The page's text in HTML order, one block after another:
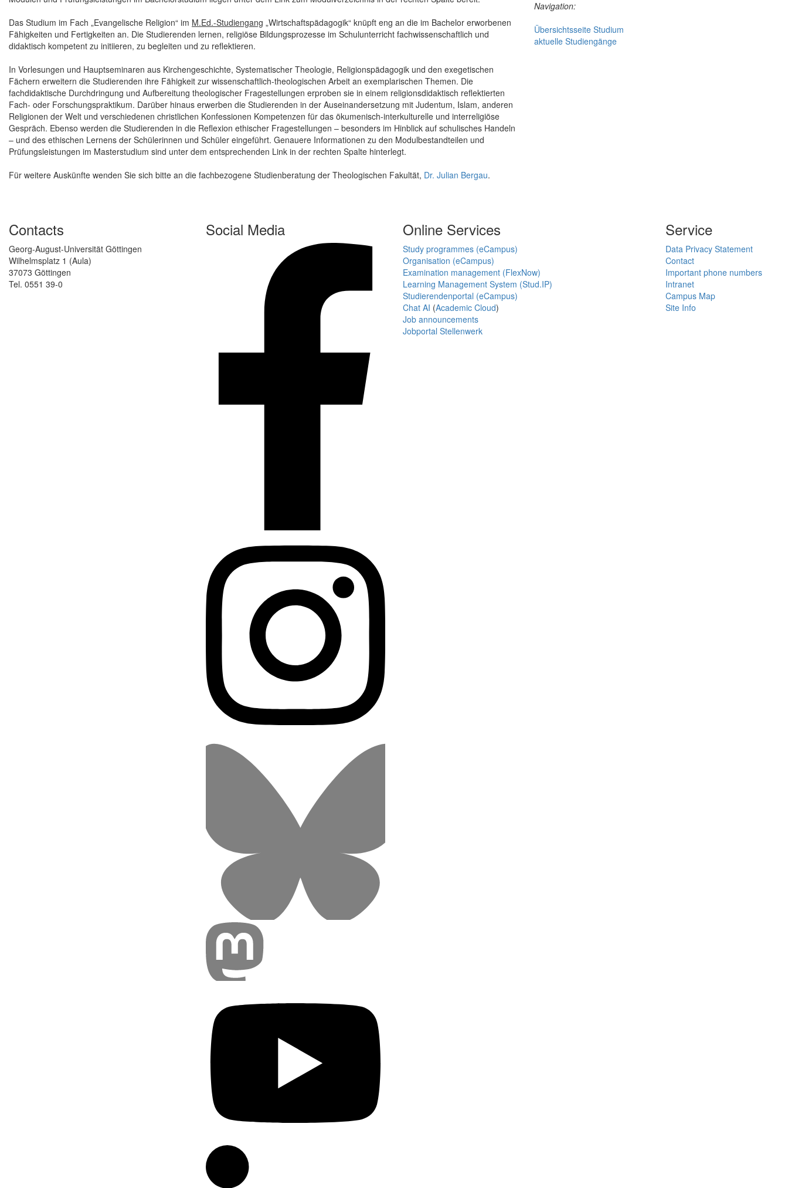
Das Studium im Fach „Evangelische Religion“ im M.Ed.-Studiengang „Wirtschaftspädagogik“ knüpft eng an die im Bachelor erworbenen
Fähigkeiten und Fertigkeiten an. Die Studierenden lernen, religiöse Bildungsprozesse im Schulunterricht fachwissenschaftlich und
didaktisch kompetent zu initiieren, zu begleiten und zu reflektieren.
In Vorlesungen und Hauptseminaren aus Kirchengeschichte, Systematischer Theologie, Religionspädagogik und den exegetischen
Fächern erweitern die Studierenden ihre Fähigkeit zur wissenschaftlich-theologischen Arbeit an exemplarischen Themen. Die
fachdidaktische Durchdringung und Aufbereitung theologischer Fragestellungen erproben sie in einem religionsdidaktisch reflektierten
Fach- oder Forschungspraktikum. Darüber hinaus erwerben die Studierenden in der Auseinandersetzung mit Judentum, Islam, anderen
Religionen der Welt und verschiedenen christlichen Konfessionen Kompetenzen für das ökumenisch-interkulturelle und interreligiöse
Gespräch. Ebenso werden die Studierenden in die Reflexion ethischer Fragestellungen – besonders im Hinblick auf schulisches Handeln
– und des ethischen Lernens der Schülerinnen und Schüler eingeführt. Genauere Informationen zu den Modulbestandteilen und
Prüfungsleistungen im Masterstudium sind unter dem entsprechenden Link in der rechten Spalte hinterlegt.
Für weitere Auskünfte wenden Sie sich bitte an die fachbezogene Studienberatung der Theologischen Fakultät, Dr. Julian Bergau.
Navigation:
Übersichtsseite Studium
aktuelle Studiengänge
Contacts
Georg-August-Universität Göttingen
Wilhelmsplatz 1 (Aula)
37073 Göttingen
Tel. 0551 39-0
Social Media Online Services
Study programmes (eCampus)
Organisation (eCampus)
Examination management (FlexNow)
Learning Management System (Stud.IP)
Studierendenportal (eCampus)
Chat AI (Academic Cloud)
Job announcements
Jobportal Stellenwerk
Service
Data Privacy Statement
Contact
Important phone numbers
Intranet
Campus Map
Site Info